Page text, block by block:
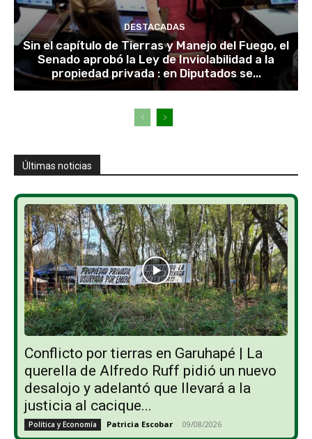
DESTACADAS
Sin el capítulo de Tierras y Manejo del Fuego, el
Senado aprobó la Ley de Inviolabilidad a la
propiedad privada : en Diputados se...
Últimas noticias
Conflicto por tierras en Garuhapé | La
querella de Alfredo Ruff pidió un nuevo
desalojo y adelantó que llevará a la
justicia al cacique...
Política y Economía Patricia Escobar - 09/08/2026